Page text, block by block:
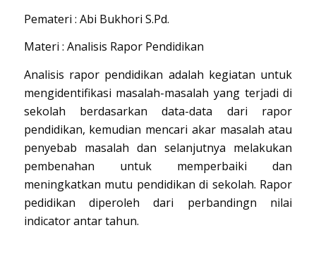
Pemateri : Abi Bukhori S.Pd.
Materi : Analisis Rapor Pendidikan
Analisis rapor pendidikan adalah kegiatan untuk
mengidentifikasi masalah-masalah yang terjadi di
sekolah berdasarkan data-data dari rapor
pendidikan, kemudian mencari akar masalah atau
penyebab masalah dan selanjutnya melakukan
pembenahan untuk memperbaiki dan
meningkatkan mutu pendidikan di sekolah. Rapor
pedidikan diperoleh dari perbandingn nilai
indicator antar tahun.